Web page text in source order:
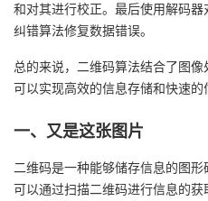
子
直
播
的
活
我
的
注
我
发
Programs
的
和对其进行校正。最后使用解码
纠错算法修复数据错误。
总的来说，二维码算法结合了图像
可以实现高效的信息存储和快速的
一、又是这张图片
二维码是一种能够储存信息的图形
可以通过扫描二维码进行信息的